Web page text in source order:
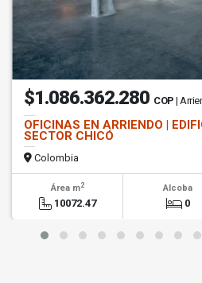
$1.086.362.280 COP |
OFICINAS EN ARRIENDO |
SECTOR CHICÓ
Colombia
Área m2
10072.47
Alcoba
0